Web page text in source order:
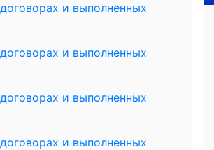
и выполненных
и выполненных
и выполненных
и выполненных